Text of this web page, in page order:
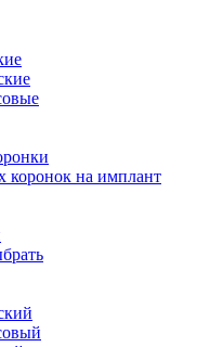
коронок на имплант